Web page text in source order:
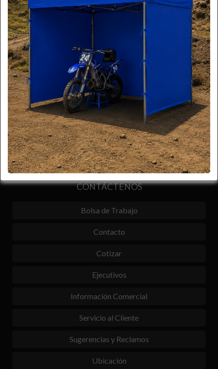
Compartir
CONTÁCTENOS
Bolsa de Trabajo
Contacto
Cotizar
Ejecutivos
Información Comercial
Servicio al Cliente
Sugerencias y Reclamos
Ubicación